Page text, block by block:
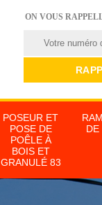
ON VOUS
POSEUR ET
POSE DE
POÊLE À
BOIS ET
GRANULÉ 83
DE